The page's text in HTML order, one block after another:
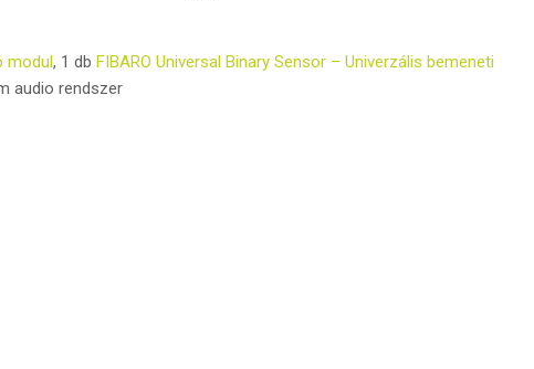
modul, 1 dbFIBARO Universal Binary Sensor – Univerzális bemeneti
audio rendszer